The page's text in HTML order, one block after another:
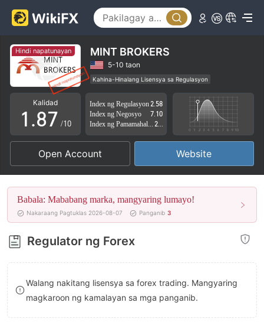
Hindi napatunayan MINT BROKERS
5-10 taon
Kahina-Hinalang Lisensya sa Regulasyon
Kahina-hinalang saklaw ng Negosyo
Mataas na potensyal na peligro
Kalidad
0
1
2
3
4
5
6
7
8
9
.
4
5
6
7
8
9
3
4
5
6
7
8
9
/10
Index ng Regulasyon 2.58
Index ng Negosyo
7.10
2.41
Open Account Website
Babala: Mababang marka, mangyaring lumayo!
Nakaraang Pagtuklas 2026-08-07 Panganib 3
Regulator ng Forex
Walang nakitang lisensya sa forex trading. Mangyaring
magkaroon ng kamalayan sa mga panganib.